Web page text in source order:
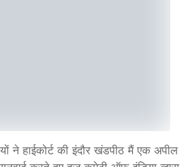
ने हाईकोर्ट की इंदौर खंडपीठ मैं एक अपील